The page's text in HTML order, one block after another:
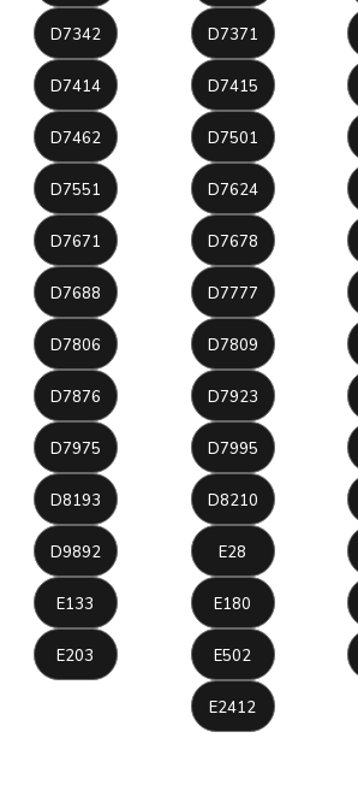
D7342 D7371
D7414 D7415
D7462 D7501
D7551 D7624
D7671 D7678
D7688 D7777
D7806 D7809
D7876 D7923
D7975 D7995
D8193 D8210
D9892 E28
E133 E180
E203 E502
E2412